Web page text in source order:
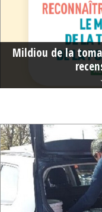
Mildiou de la